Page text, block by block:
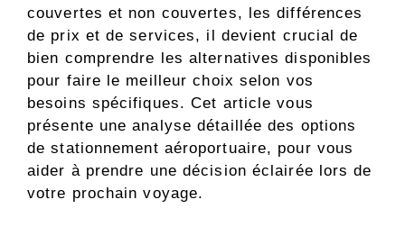
couvertes et non couvertes, les différences
de prix et de services, il devient crucial de
bien comprendre les alternatives disponibles
pour faire le meilleur choix selon vos
besoins spécifiques. Cet article vous
présente une analyse détaillée des options
de stationnement aéroportuaire, pour vous
aider à prendre une décision éclairée lors de
votre prochain voyage.